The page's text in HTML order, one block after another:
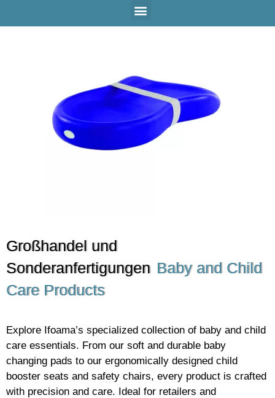
Großhandel und
Sonderanfertigungen Baby and Child
Care Products
Explore Ifoama’s specialized collection of baby and child
care essentials. From our soft and durable baby
changing pads to our ergonomically designed child
booster seats and safety chairs, every product is crafted
with precision and care. Ideal for retailers and